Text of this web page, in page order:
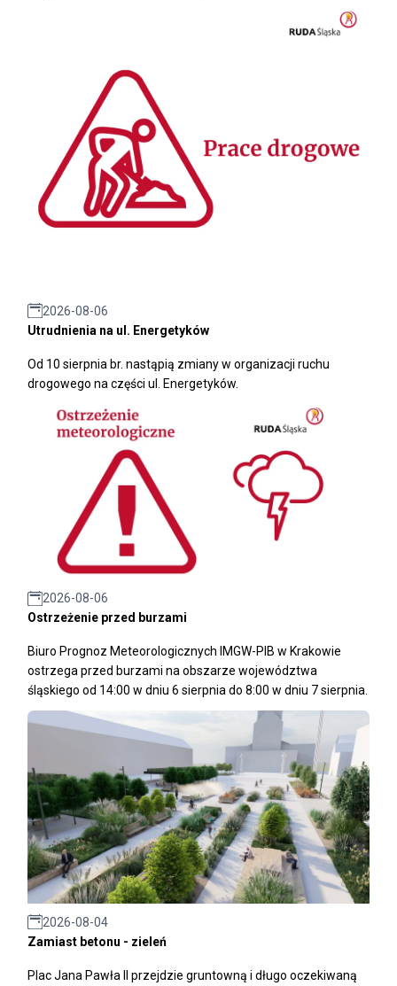
2026-08-06
Utrudnienia na ul. Energetyków
Od 10 sierpnia br. nastąpią zmiany w organizacji ruchu
drogowego na części ul. Energetyków.
2026-08-06
Ostrzeżenie przed burzami
Biuro Prognoz Meteorologicznych IMGW-PIB w Krakowie
ostrzega przed burzami na obszarze województwa
śląskiego od 14:00 w dniu 6 sierpnia do 8:00 w dniu 7 sierpnia.
2026-08-04
Zamiast betonu - zieleń
Plac Jana Pawła II przejdzie gruntowną i długo oczekiwaną